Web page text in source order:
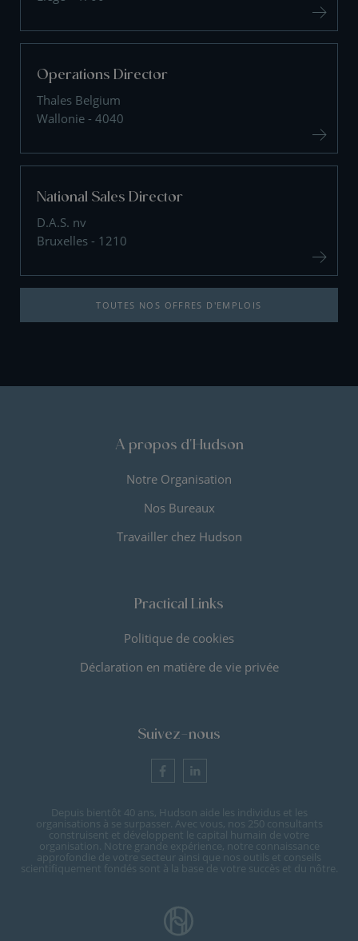
Operations Director
Thales Belgium
Wallonie - 4040
National Sales Director
D.A.S. nv
Bruxelles - 1210
TOUTES NOS OFFRES D'EMPLOIS
A propos d'Hudson
Notre Organisation
Nos Bureaux
Travailler chez Hudson
Practical Links
Politique de cookies
Déclaration en matière de vie privée
Suivez-nous
Depuis bientôt 40 ans, Hudson aide les individus et les
organisations à se surpasser. Avec vous, nos 250 consultants
construisent et développent le capital humain de votre
organisation. Notre grande expérience, notre connaissance
approfondie de votre secteur ainsi que nos outils et conseils
scientifiquement fondés sont à la base de votre succès et du nôtre.